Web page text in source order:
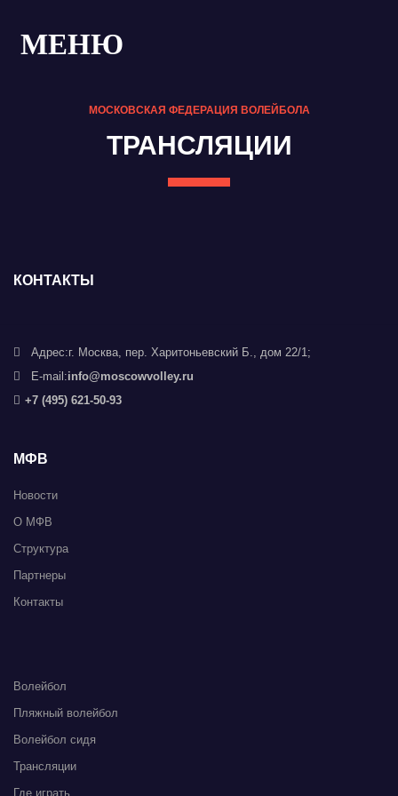
МЕНЮ
МОСКОВСКАЯ ФЕДЕРАЦИЯ ВОЛЕЙБОЛА
ТРАНСЛЯЦИИ
КОНТАКТЫ
Адрес:г. Москва, пер. Харитоньевский Б., дом 22/1;
E-mail:info@moscowvolley.ru
+7 (495) 621-50-93
МФВ
Новости
О МФВ
Структура
Партнеры
Контакты
Волейбол
Пляжный волейбол
Волейбол сидя
Трансляции
Где играть